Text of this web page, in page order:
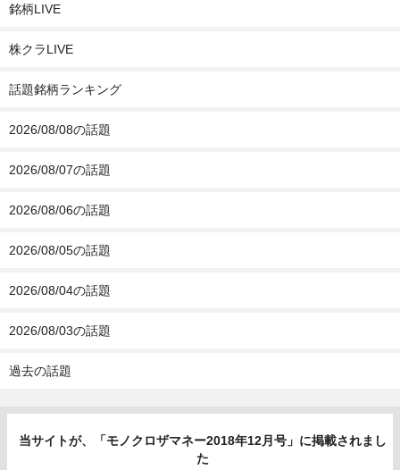
銘柄LIVE
株クラLIVE
話題銘柄ランキング
2026/08/08の話題
2026/08/07の話題
2026/08/06の話題
2026/08/05の話題
2026/08/04の話題
2026/08/03の話題
過去の話題
当サイトが、「モノクロザマネー2018年12月号」に掲載されまし
た